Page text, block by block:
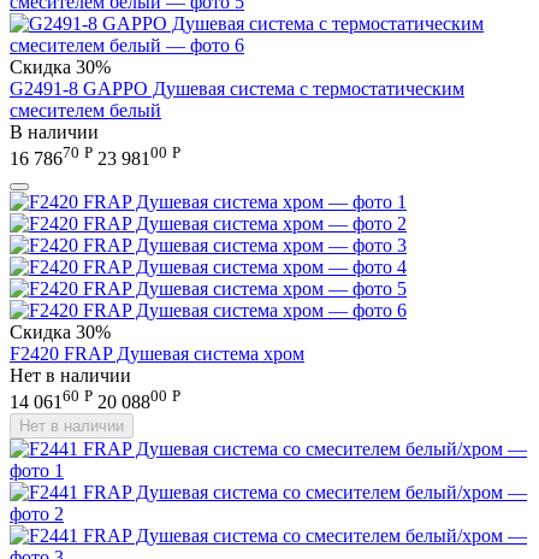
Скидка 30%
G2491-8 GAPPO Душевая система с термостатическим
смесителем белый
В наличии
16 78670 Р 23 981 00 Р
Скидка 30%
F2420 FRAP Душевая система хром
Нет в наличии
14 06160 Р 20 08800 Р
Нет в наличии